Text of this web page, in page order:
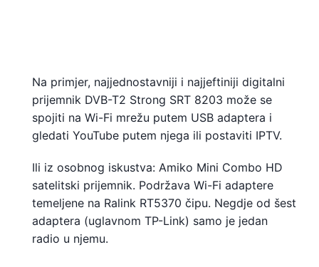
Na primjer, najjednostavniji i najjeftiniji digitalni
prijemnik DVB-T2 Strong SRT 8203 može se
spojiti na Wi-Fi mrežu putem USB adaptera i
gledati YouTube putem njega ili postaviti IPTV.
Ili iz osobnog iskustva: Amiko Mini Combo HD
satelitski prijemnik. Podržava Wi-Fi adaptere
temeljene na Ralink RT5370 čipu. Negdje od šest
adaptera (uglavnom TP-Link) samo je jedan
radio u njemu.